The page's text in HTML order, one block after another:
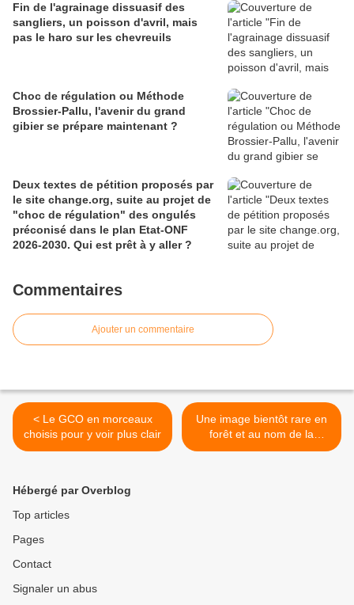
Fin de l'agrainage dissuasif des
sangliers, un poisson d'avril, mais
pas le haro sur les chevreuils
Choc de régulation ou Méthode
Brossier-Pallu, l'avenir du grand
gibier se prépare maintenant ?
Deux textes de pétition proposés par
le site change.org, suite au projet de
"choc de régulation" des ongulés
préconisé dans le plan Etat-ONF
2026-2030. Qui est prêt à y aller ?
Commentaires
Ajouter un commentaire
< Le GCO en morceaux
choisis pour y voir plus clair
Une image bientôt rare en
forêt et au nom de la
conscience morale ? >
Hébergé par Overblog
Top articles
Pages
Contact
Signaler un abus